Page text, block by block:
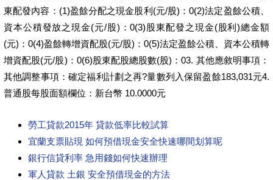
東配發內容：(1)盈餘分配之現金股利(元/股)：0(2)法定盈餘公積、
資本公積發放之現金(元/股)：0(3)股東配發之現金(股利)總金額
(元)：0(4)盈餘轉增資配股(元/股)：0(5)法定盈餘公積、資本公積轉
增資配股(元/股)：0(6)股東配股總股數(股)：03. 其他應敘明事項：
其他調整事項：確定福利計劃之再?量數列入保留盈餘183,031元4.
普通股每股面額欄位：新台幣 10.0000元
勞工貸款2015年 貸款低率比較試算
宜蘭支票貼現 如何預借現金安全快速哪間划算呢
銀行信貸利率 急用錢如何快速辦理
軍人貸款 土銀 安全預借現金的方法